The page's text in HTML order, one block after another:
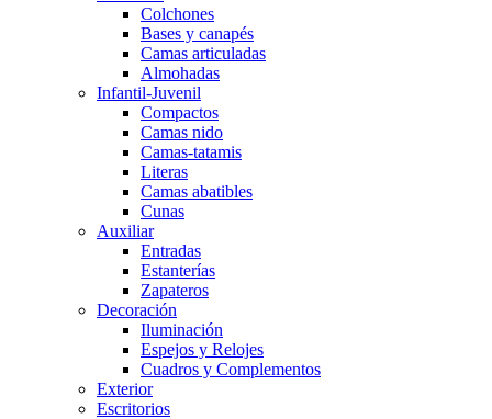
Colchones
Bases y canapés
Camas articuladas
Almohadas
Infantil-Juvenil
Compactos
Camas nido
Camas-tatamis
Literas
Camas abatibles
Cunas
Auxiliar
Entradas
Estanterías
Zapateros
Decoración
Iluminación
Espejos y Relojes
Cuadros y Complementos
Exterior
Escritorios